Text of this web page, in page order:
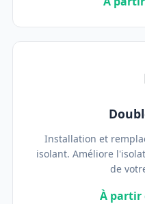
Installation et
isolant. Améliore
de
À partir